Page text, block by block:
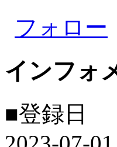
フォロー
インフォ
■登録日